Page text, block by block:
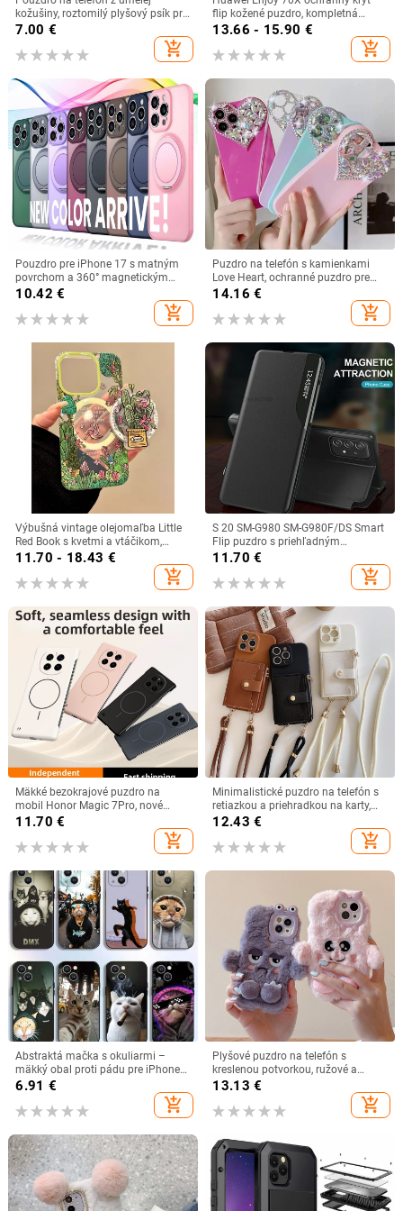
kožušiny, roztomilý plyšový psík pre
iPhone 16 Pro Max, 15/14/13 –
7.00 €
add_shopping_cart
flip kožené puzdro, kompletná
ochrana, proti pádu, mäkký obal,
13.66 - 15.90 €
add_shopping_cart
Pouzdro pre iPhone 17 s matným
povrchom a 360° magnetickým
stojanom, integrovaný dizajn pre
10.42 €
add_shopping_cart
Puzdro na telefón s kamienkami
Love Heart, ochranné puzdro pre
iPhone 16, 15, 14, 13, 12, 11 Pro, Xs
Max, XR, 8Plus, SE2/SE3, TPU,
nárazuvzdorný zadný kryt
14.16 €
add_shopping_cart
Výbušná vintage olejomaľba Little
Red Book s kvetmi a vtáčikom,
vhodná pre iPhone 16, Pro Maxx,
11.70 - 18.43 €
add_shopping_cart
S 20 SM-G980 SM-G980F/DS Smart
Flip puzdro s priehľadným
okienkom pre Samsung Galaxy S20
koženom puzdre na mobilný telefón
11.70 €
add_shopping_cart
Mäkké bezokrajové puzdro na
mobil Honor Magic 7Pro, nové
magnetické ultratenké matné
11.70 €
add_shopping_cart
Minimalistické puzdro na telefón s
retiazkou a priehradkou na karty,
TPU mäkké puzdro, proti pádu, pre
iPhone 11, XR, 13 a 17 Pro Max
12.43 €
add_shopping_cart
Abstraktá mačka s okuliarmi –
mäkký obal proti pádu pre iPhone
17 Pro a iPhone 11 Pro
6.91 €
add_shopping_cart
Plyšové puzdro na telefón s
kreslenou potvorkou, ružové a
fialové, pre iPhone 15, 12, 13 a 16
13.13 €
add_shopping_cart